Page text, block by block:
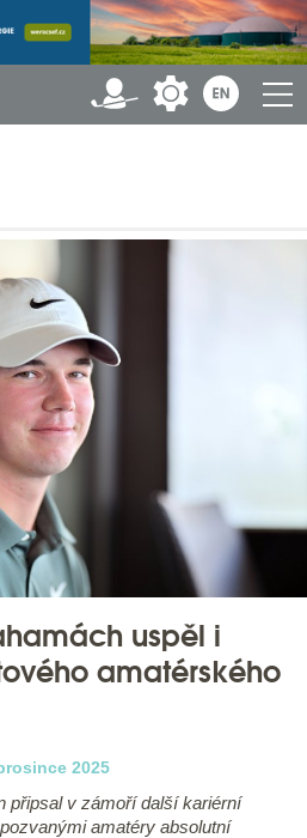
uspěl i
amatérského
2025
připsal v zámoří další kariérní
amatéry absolutní